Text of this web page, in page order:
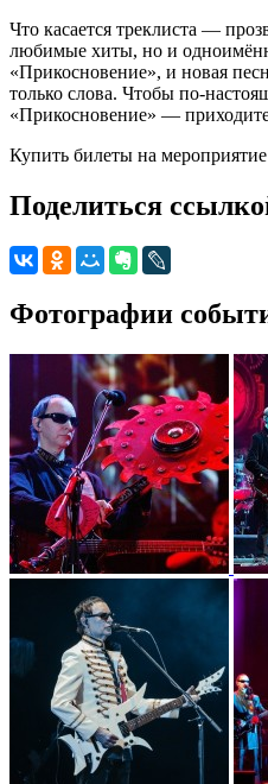
Что касается треклиста —
любимые хиты, но и
«Прикосновение», и новая
только слова. Чтобы по-
«Прикосновение» —
Купить билеты на
Поделиться
Фотографии